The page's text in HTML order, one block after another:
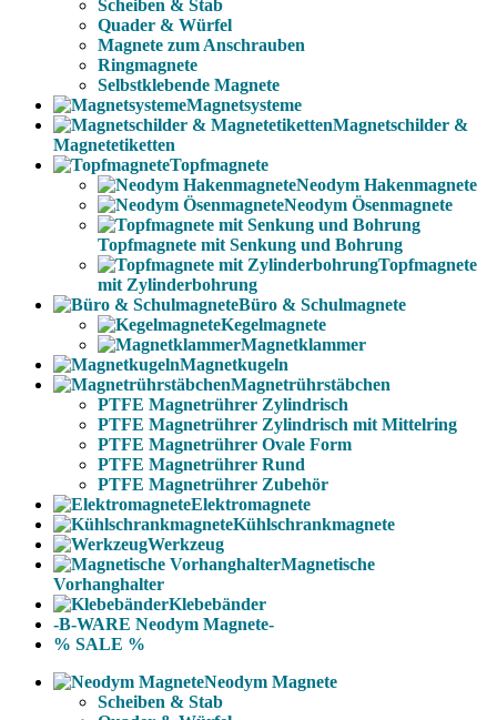
Scheiben & Stab
Quader & Würfel
Magnete zum Anschrauben
Ringmagnete
Selbstklebende Magnete
Magnetsysteme
Magnetschilder &
Magnetetiketten
Topfmagnete
Neodym Hakenmagnete
Neodym Ösenmagnete
Topfmagnete mit Senkung und Bohrung
Topfmagnete
mit Zylinderbohrung
Büro & Schulmagnete
Kegelmagnete
Magnetklammer
Magnetkugeln
Magnetrührstäbchen
PTFE Magnetrührer Zylindrisch
PTFE Magnetrührer Zylindrisch mit Mittelring
PTFE Magnetrührer Ovale Form
PTFE Magnetrührer Rund
PTFE Magnetrührer Zubehör
Elektromagnete
Kühlschrankmagnete
Werkzeug
Magnetische
Vorhanghalter
Klebebänder
-B-WARE Neodym Magnete-
% SALE %
Neodym Magnete
Scheiben & Stab